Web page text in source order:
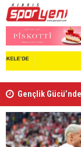
Gençlik